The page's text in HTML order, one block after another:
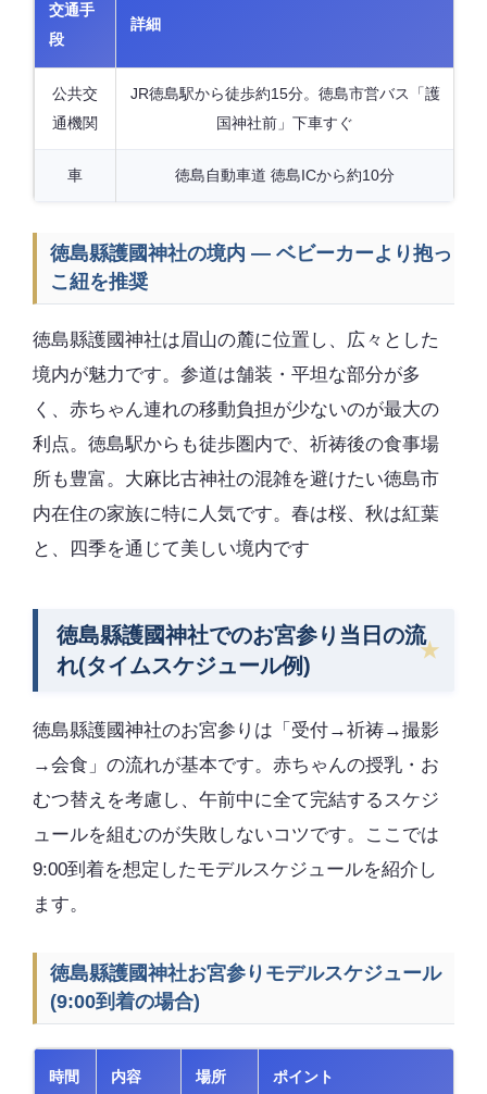
交通手
段
詳細
公共交
通機関
JR徳島駅から徒歩約15分。徳島市営バス「護
国神社前」下車すぐ
車 徳島自動車道 徳島ICから約10分
徳島縣護國神社の境内 — ベビーカーより抱っ
こ紐を推奨
徳島縣護國神社は眉山の麓に位置し、広々とした
境内が魅力です。参道は舗装・平坦な部分が多
く、赤ちゃん連れの移動負担が少ないのが最大の
利点。徳島駅からも徒歩圏内で、祈祷後の食事場
所も豊富。大麻比古神社の混雑を避けたい徳島市
内在住の家族に特に人気です。春は桜、秋は紅葉
と、四季を通じて美しい境内です
徳島縣護國神社でのお宮参り当日の流
れ(タイムスケジュール例)
徳島縣護國神社のお宮参りは「受付→祈祷→撮影
→会食」の流れが基本です。赤ちゃんの授乳・お
むつ替えを考慮し、午前中に全て完結するスケジ
ュールを組むのが失敗しないコツです。ここでは
9:00到着を想定したモデルスケジュールを紹介し
ます。
徳島縣護國神社お宮参りモデルスケジュール
(9:00到着の場合)
時間 内容 場所 ポイント